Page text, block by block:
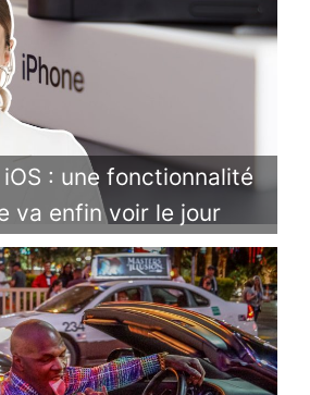
: une fonctionnalité
va enfin voir le jour